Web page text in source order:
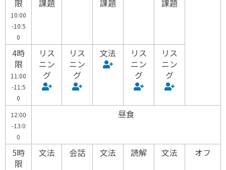
限
10:00
-10:5
0
課題 課題 課題
4時
限
11:00
-11:5
0
リス
ニン
グ
リス
ニン
グ
文法
リス
ニン
グ
リス
ニン
グ
12:00
-13:0
0
昼食
5時
限
文法 会話 文法 読解 文法 オフ